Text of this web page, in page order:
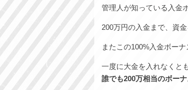
管理人が知っている入金
200万円の入金まで、資
またこの100%入金ボー
一度に大金を入れなくと
誰でも200万相当のボー